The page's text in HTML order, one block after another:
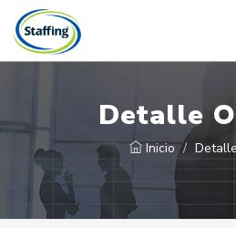
Detalle
Inicio